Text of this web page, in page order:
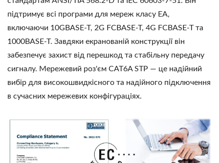
підтримує всі програми для мереж класу EA,
включаючи 10GBASE-T, 2G FCBASE-T, 4G FCBASE-T та
1000BASE-T. Завдяки екранованій конструкції він
забезпечує захист від перешкод та стабільну передачу
сигналу. Мережевий роз'єм CAT6A STP — це надійний
вибір для високошвидкісного та надійного підключення
в сучасних мережевих конфігураціях.